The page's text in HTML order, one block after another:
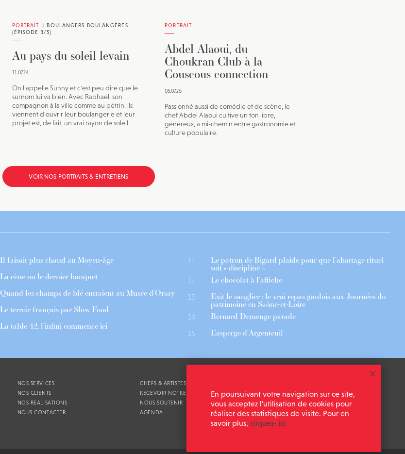
PORTRAIT
BOULANGERS BOULANGÈRES
(ÉPISODE 3/5)
Au pays du soleil levain
11.07.24
On l'appelle Sunny et c'est peu dire que le
surnom lui va bien. Avec Raphaël, son
compagnon à la ville comme au pétrin, ils
viennent d'ouvrir leur boulangerie et leur
projet est, de fait, un vrai rayon de soleil.
PORTRAIT
Abdel Alaoui, du
Choukran Club à la
Couscous connection
05.07.26
Passionné aussi de comédie et de scène, le
chef Abdel Alaoui cultive un ton libre,
généreux, à mi-chemin entre gastronomie et
culture populaire.
VOIR NOS PORTRAITS & ENTRETIENS
Il faisait plus chaud au Moyen-âge
La cène ou le dernier banquet
Quand les champs de blé entraient au Musée d’Orsay
Le terroir français par Slow Food
La table 42, l’infini commence ici
11 Le patron de Bigard plaide pour que l’abattage rituel
soit « discipliné »
12 Le chocolat à l’affiche
13 Exit le sanglier : le vrai repas gaulois aux Journées du
patrimoine en Saône-et-Loire
14 Bernard Demenge parade
15 L’asperge d’Argenteuil
NOS SERVICES
NOS CLIENTS
NOS RÉALISATIONS
NOUS CONTACTER
CHEFS & ARTISTES ASSOCIÉS
RECEVOIR NOTRE NEWSLETTER
NOUS SOUTENIR
AGENDA
MENTIONS LÉGALES
En poursuivant votre navigation sur ce site,
vous acceptez l’utilisation de cookies pour
réaliser des statistiques de visite. Pour en
savoir plus, cliquez- ici